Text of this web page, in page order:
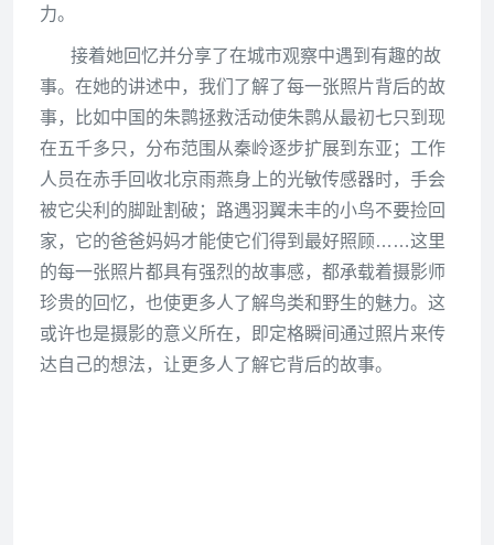
力。
接着她回忆并分享了在城市观察中遇到有趣的故
事。在她的讲述中，我们了解了每一张照片背后的故
事，比如中国的朱鹮拯救活动使朱鹮从最初七只到现
在五千多只，分布范围从秦岭逐步扩展到东亚；工作
人员在赤手回收北京雨燕身上的光敏传感器时，手会
被它尖利的脚趾割破；路遇羽翼未丰的小鸟不要捡回
家，它的爸爸妈妈才能使它们得到最好照顾……这里
的每一张照片都具有强烈的故事感，都承载着摄影师
珍贵的回忆，也使更多人了解鸟类和野生的魅力。这
或许也是摄影的意义所在，即定格瞬间通过照片来传
达自己的想法，让更多人了解它背后的故事。